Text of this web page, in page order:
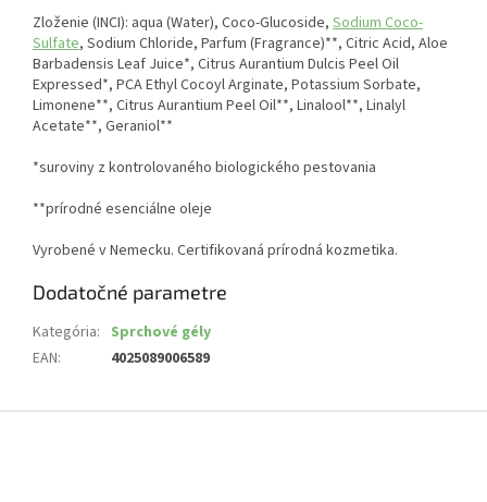
Zloženie (INCI): aqua (Water), Coco-Glucoside, Sodium Coco-
Sulfate, Sodium Chloride, Parfum (Fragrance)**, Citric Acid, Aloe
Barbadensis Leaf Juice*, Citrus Aurantium Dulcis Peel Oil
Expressed*, PCA Ethyl Cocoyl Arginate, Potassium Sorbate,
Limonene**, Citrus Aurantium Peel Oil**, Linalool**, Linalyl
Acetate**, Geraniol**
*suroviny z kontrolovaného biologického pestovania
**prírodné esenciálne oleje
Vyrobené v Nemecku. Certifikovaná prírodná kozmetika.
Dodatočné parametre
Kategória: Sprchové gély
EAN: 4025089006589